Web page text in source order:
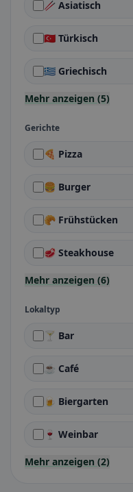
🥢 Asiatisch
🇹🇷 Türkisch
🇬🇷 Griechisch
Mehr anzeigen (5)
Gerichte
🍕 Pizza
🍔 Burger
🥐 Frühstücken
🥩 Steakhouse
Mehr anzeigen (6)
Lokaltyp
🍸 Bar
☕ Café
🍺 Biergarten
🍷 Weinbar
Mehr anzeigen (2)